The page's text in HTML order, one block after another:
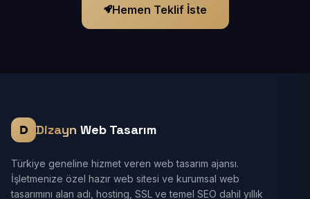
Hemen Teklif İste
Dizayn Web Tasarım
Türkiye geneline hizmet veren web tasarım ajansı.
İşletmenize özel hazır web sitesi ve kurumsal web
tasarımını alan adı, hosting, SSL ve temel SEO dahil yıllık